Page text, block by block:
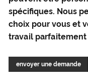
spécifiques. Nous
choix pour vous et
travail
envoyer une demande